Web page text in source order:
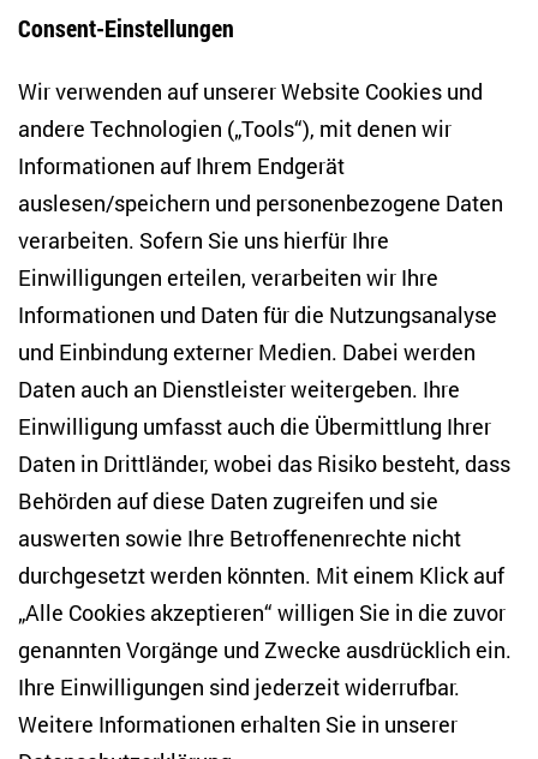
vorangetrieben, aber auch im Zentrum der
Souveränität angestoßen.
4 Nationalitäten
Dieses Element von Youtube funktioniert leider nicht
ohne Cookies. Um dieses Element zu verwenden muss
zunächst der Cookie Banner bestätigt werden.
Mit dem Laden des Contents des externen Anbieters
stimmen Sie den Datenschutzerklärung des Betreibers
zu.
Externe Inhalte von Youtube immer erlauben.
Wir setzen einen notwendigen Cookie um diese
sich einverstanden.
Externen Inhalt von Youtube laden.
Die Nationalität war eine wichtige Kategorie in
Consent-Einstellungen
Wir verwenden auf unserer Website Cookies und
andere Technologien („Tools“), mit denen wir
Informationen auf Ihrem Endgerät
auslesen/speichern und personenbezogene Daten
verarbeiten. Sofern Sie uns hierfür Ihre
Einwilligungen erteilen, verarbeiten wir Ihre
Informationen und Daten für die Nutzungsanalyse
und Einbindung externer Medien. Dabei werden
Daten auch an Dienstleister weitergeben. Ihre
Einwilligung umfasst auch die Übermittlung Ihrer
Daten in Drittländer, wobei das Risiko besteht, dass
Behörden auf diese Daten zugreifen und sie
auswerten sowie Ihre Betroffenenrechte nicht
durchgesetzt werden könnten. Mit einem Klick auf
„Alle Cookies akzeptieren“ willigen Sie in die zuvor
genannten Vorgänge und Zwecke ausdrücklich ein.
Ihre Einwilligungen sind jederzeit widerrufbar.
Weitere Informationen erhalten Sie in unserer